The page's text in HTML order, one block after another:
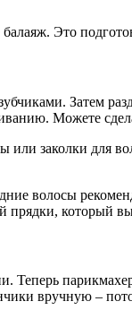
Это
Затем
Можете
или заколки
волосы
который вы
Теперь
вручную –